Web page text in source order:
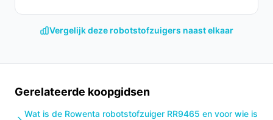
gemakkelijker maakt. Ervaar de voordelen zelf en
ontdek wat deze slimme stofzuiger voor jouw
huishouden kan betekenen.
Ontdek alle specificaties en vergelijk prijzen op
bij jouw behoeften!
Vergelijk deze robotstofzuigers naast elkaar
Gerelateerde koopgidsen
Wat is de Rowenta robotstofzuiger RR9465 en voor wie is